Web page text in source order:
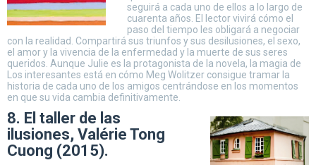
seguirá a cada uno de ellos a lo largo de
cuarenta años. El lector vivirá cómo el
paso del tiempo les obligará a negociar
con la realidad. Compartirá sus triunfos y sus desilusiones, el sexo,
el amor y la vivencia de la enfermedad y la muerte de sus seres
queridos. Aunque Julie es la protagonista de la novela, la magia de
Los interesantes está en cómo Meg Wolitzer consigue tramar la
historia de cada uno de los amigos centrándose en los momentos
en que su vida cambia definitivamente.
8. El taller de las
ilusiones, Valérie Tong
Cuong (2015).